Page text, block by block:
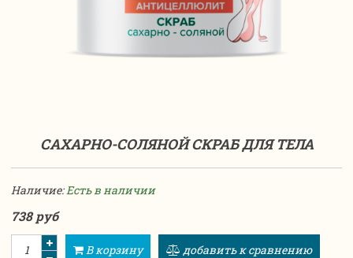
САХАРНО-СОЛЯНОЙ СКРАБ ДЛЯ ТЕЛА
Наличие: Есть в наличии
738 руб
В корзину добавить к сравнению